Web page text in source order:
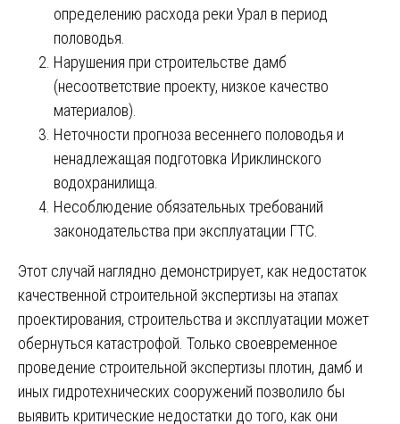
определению расхода реки Урал в период
половодья.
Нарушения при строительстве дамб
(несоответствие проекту, низкое качество
материалов).
Неточности прогноза весеннего половодья и
ненадлежащая подготовка Ириклинского
водохранилища.
Несоблюдение обязательных требований
законодательства при эксплуатации ГТС.
Этот случай наглядно демонстрирует, как недостаток
качественной строительной экспертизы на этапах
проектирования, строительства и эксплуатации может
обернуться катастрофой. Только своевременное
проведение строительной экспертизы плотин, дамб и
иных гидротехнических сооружений позволило бы
выявить критические недостатки до того, как они